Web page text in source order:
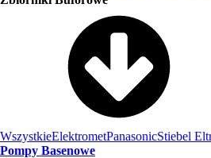
WszystkieElektrometPanasonicStiebel
Pompy Basenowe